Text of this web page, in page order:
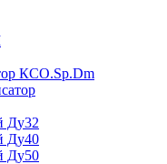
КСО.Sp.Dm
Ду32
Ду40
Ду50